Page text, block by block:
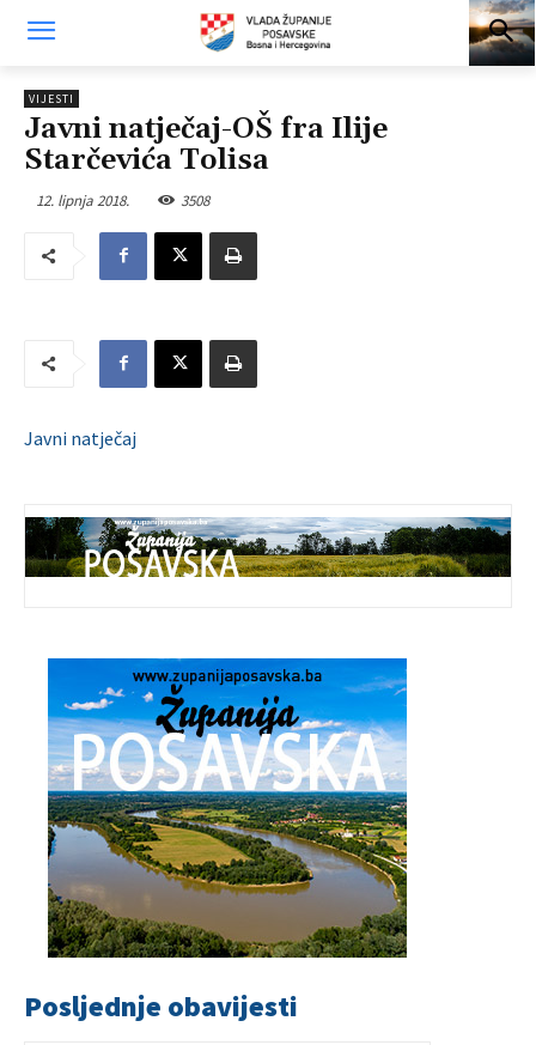
VIJESTI
Javni natječaj-OŠ fra Ilije
Starčevića Tolisa
12. lipnja 2018. 3508
Javni natječaj
Posljednje obavijesti